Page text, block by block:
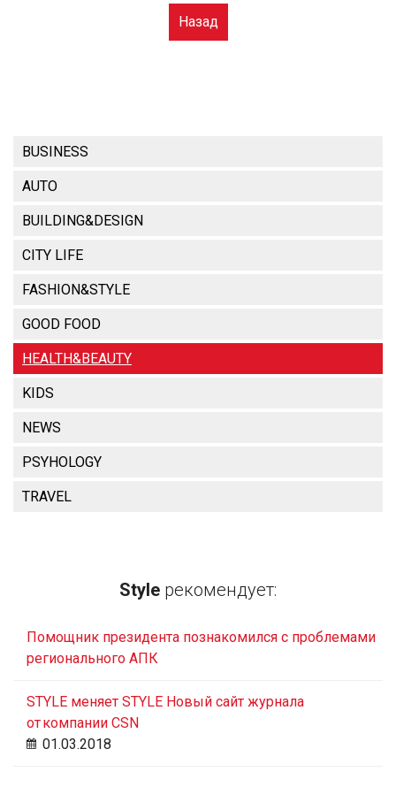
Назад
BUSINESS
AUTO
BUILDING&DESIGN
CITY LIFE
FASHION&STYLE
GOOD FOOD
HEALTH&BEAUTY
KIDS
NEWS
PSYHOLOGY
TRAVEL
Style рекомендует:
Помощник президента познакомился с проблемами
регионального АПК
STYLE меняет STYLE Новый сайт журнала
от компании CSN
01.03.2018